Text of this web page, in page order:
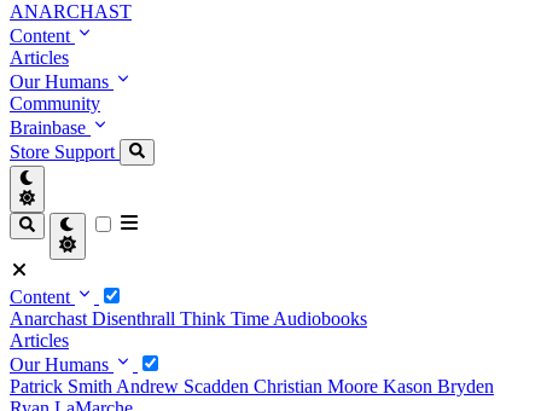
ANARCHAST
Content
Articles
Our Humans
Community
Brainbase
Store Support
Content
Anarchast Disenthrall Think Time Audiobooks
Articles
Our Humans
Patrick Smith Andrew Scadden Christian Moore Kason Bryden